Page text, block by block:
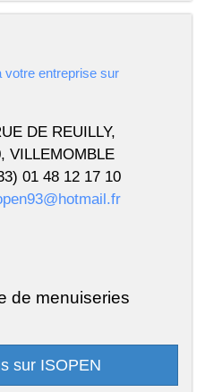
votre entreprise sur
DE REUILLY,
VILLEMOMBLE
01 48 12 17 10
de menuiseries
sur ISOPEN